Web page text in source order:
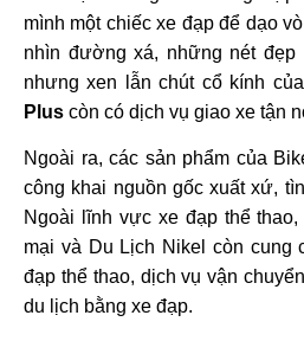
mình một chiếc xe đạp để dạo
nhìn đường xá, những nét
nhưng xen lẫn chút cổ kính
Plus còn có dịch vụ giao xe tận
Ngoài ra, các sản phẩm của
công khai nguồn gốc xuất xứ,
Ngoài lĩnh vực xe đạp thể
mại và Du Lịch Nikel còn cung
đạp thể thao, dịch vụ vận
du lịch bằng xe đạp.